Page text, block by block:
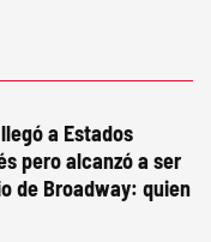
a Estados
pero alcanzó a ser
de Broadway: quien